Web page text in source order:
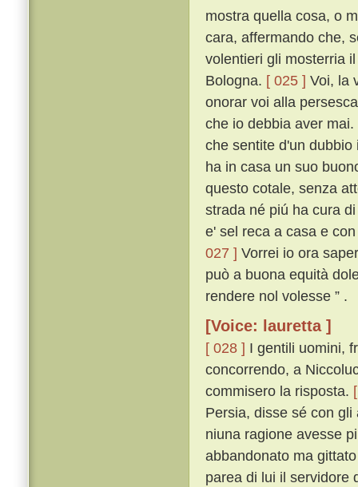
mostra quella cosa, o
cara, affermando che,
volentieri gli mosterria
Bologna. [ 025 ] Voi, la
onorar voi alla
che io debbia aver
che sentite d'un
ha in casa un suo
questo cotale, senza
strada né piú ha cura
e' sel reca a casa e
027 ] Vorrei io ora
può a buona equità
rendere nol volesse ” .
[Voice: lauretta ]
[ 028 ] I gentili uomini,
concorrendo, a
commisero la risposta.
Persia, disse sé con
niuna ragione avesse
abbandonato ma
parea di lui il servidore